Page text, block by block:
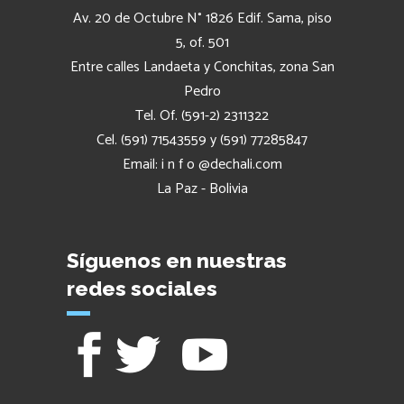
Av. 20 de Octubre N° 1826 Edif. Sama, piso
5, of. 501
Entre calles Landaeta y Conchitas, zona San
Pedro
Tel. Of. (591-2) 2311322
Cel. (591) 71543559 y (591) 77285847
Email: i n f o @dechali.com
La Paz - Bolivia
Síguenos en nuestras
redes sociales